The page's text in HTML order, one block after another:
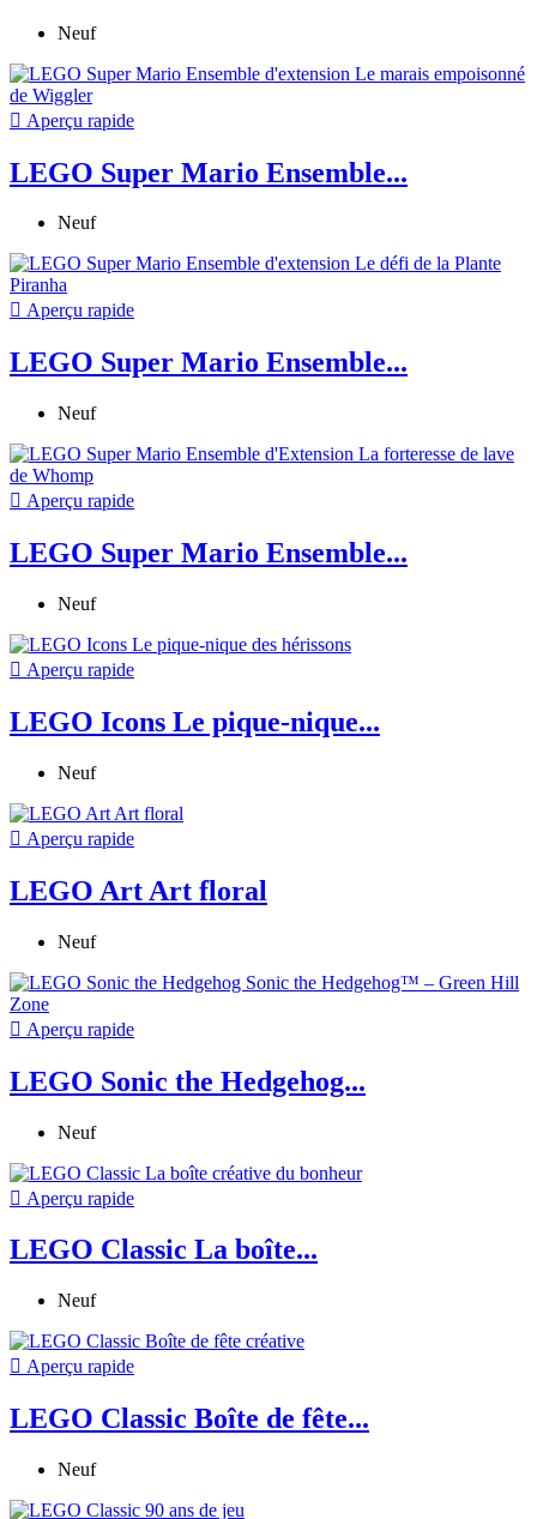
Neuf
 Aperçu rapide
LEGO Super Mario Ensemble...
Neuf
 Aperçu rapide
LEGO Super Mario Ensemble...
Neuf
 Aperçu rapide
LEGO Super Mario Ensemble...
Neuf
 Aperçu rapide
LEGO Icons Le pique-nique...
Neuf
 Aperçu rapide
LEGO Art Art floral
Neuf
 Aperçu rapide
LEGO Sonic the Hedgehog...
Neuf
 Aperçu rapide
LEGO Classic La boîte...
Neuf
 Aperçu rapide
LEGO Classic Boîte de fête...
Neuf